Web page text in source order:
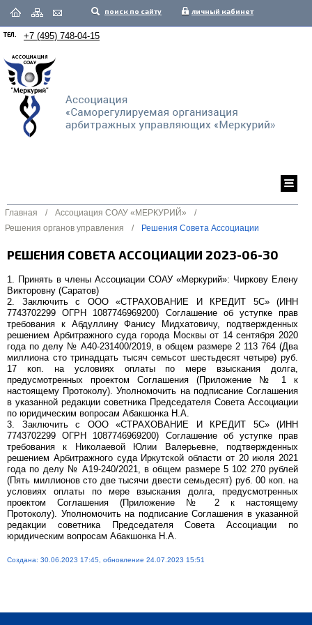
поиск по сайту личный кабинет
ТЕЛ. +7 (495) 748-04-15
Главная / Ассоциация СОАУ «МЕРКУРИЙ»
/
Решения органов управления
/ Решения Совета Ассоциации
РЕШЕНИЯ СОВЕТА АССОЦИАЦИИ 2023-06-30
1. Принять в члены Ассоциации СОАУ «Меркурий»: Чиркову Елену
Викторовну (Саратов)
2. Заключить с ООО «СТРАХОВАНИЕ И КРЕДИТ 5С» (ИНН
7743702299 ОГРН 1087746969200) Соглашение об уступке прав
требования к Абдуллину Фанису Мидхатовичу, подтвержденных
решением Арбитражного суда города Москвы от 14 сентября 2020
года по делу № А40-231400/2019, в общем размере 2 113 764 (Два
миллиона сто тринадцать тысяч семьсот шестьдесят четыре) руб.
17 коп. на условиях оплаты по мере взыскания долга,
предусмотренных проектом Соглашения (Приложение № 1 к
настоящему Протоколу). Уполномочить на подписание Соглашения
в указанной редакции советника Председателя Совета Ассоциации
по юридическим вопросам Абакшонка Н.А.
3. Заключить с ООО «СТРАХОВАНИЕ И КРЕДИТ 5С» (ИНН
7743702299 ОГРН 1087746969200) Соглашение об уступке прав
требования к Николаевой Юлии Валерьевне, подтвержденных
решением Арбитражного суда Иркутской области от 20 июля 2021
года по делу № А19-240/2021, в общем размере 5 102 270 рублей
(Пять миллионов сто две тысячи двести семьдесят) руб. 00 коп. на
условиях оплаты по мере взыскания долга, предусмотренных
проектом Соглашения (Приложение № 2 к настоящему
Протоколу). Уполномочить на подписание Соглашения в указанной
редакции советника Председателя Совета Ассоциации по
юридическим вопросам Абакшонка Н.А.
Создана: 30.06.2023 17:45, обновление 24.07.2023 15:51